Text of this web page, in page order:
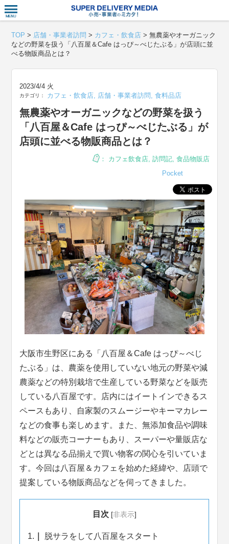
TOP > 店舗・事業者訪問 > カフェ・飲食店 >無農薬やオーガニック
などの野菜を扱う「八百屋＆Cafe はっぴ～べじたぶる」が店頭に並
べる物販商品とは？
2023/4/4 火
カテゴリ： カフェ・飲食店, 店舗・事業者訪問 ,食料品店
無農薬やオーガニックなどの野菜を扱う
「八百屋＆Cafe はっぴ～べじたぶる」が
店頭に並べる物販商品とは？
： カフェ飲食店, 訪問記, 食品物販店
Pocket
大阪市生野区にある「八百屋＆Cafe はっぴ～べじ
たぶる」は、農薬を使用していない地元の野菜や減
農薬などの特別栽培で生産している野菜などを販売
している八百屋です。店内にはイートインできるス
ペースもあり、自家製のスムージーやキーマカレー
などの食事も楽しめます。また、無添加食品や調味
料などの販売コーナーもあり、スーパーや量販店な
どとは異なる品揃えで買い物客の関心を引いていま
す。今回は八百屋＆カフェを始めた経緯や、店頭で
提案している物販商品などを伺ってきました。
目次 [非表示]
1. 脱サラをして八百屋をスタート